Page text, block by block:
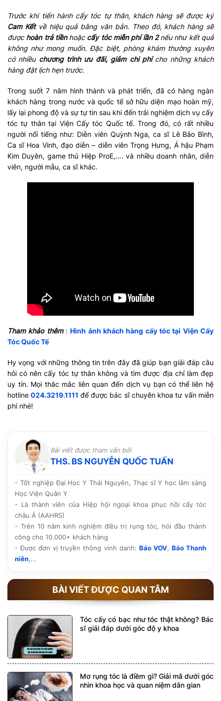
Trước khi tiến hành cấy tóc tự thân, khách hàng sẽ được ký
Cam Kếtvề hiệu quả bằng văn bản. Theo đó, khách hàng sẽ
được hoàn trả tiềnhoặc cấy tóc miễn phí lần 2nếu như kết quả
không như mong muốn. Đặc biệt, phòng khám thường xuyên
có nhiều chương trình ưu đãi, giảm chi phícho những khách
hàng đặt lịch hẹn trước.
Trong suốt 7 năm hình thành và phát triển, đã có hàng ngàn
khách hàng trong nước và quốc tế sở hữu diện mạo hoàn mỹ,
lấy lại phong độ và sự tự tin sau khi đến trải nghiệm dịch vụ cấy
tóc tự thân tại Viện Cấy tóc Quốc tế. Trong đó, có rất nhiều
người nổi tiếng như: Diễn viên Quỳnh Nga, ca sĩ Lê Bảo Bình,
Ca sĩ Hoa Vinh, đạo diễn – diễn viên Trọng Hưng, Á hậu Phạm
Kim Duyên, game thủ Hiệp ProE,…. và nhiều doanh nhân, diễn
viên, người mẫu, ca sĩ khác.
Tham khảo thêm:Hình ảnh khách hàng cấy tóc tại Viện Cấy
Tóc Quốc Tế
Hy vọng với những thông tin trên đây đã giúp bạn giải đáp câu
hỏi có nên cấy tóc tự thân không và tìm được địa chỉ làm đẹp
uy tín. Mọi thắc mắc liên quan đến dịch vụ bạn có thể liên hệ
hotline024.3219.1111 để được bác sĩ chuyên khoa tư vấn miễn
phí nhé!
Bài viết được tham vấn bởi
THS. BS NGUYỄN QUỐC TUẤN
- Tốt nghiệp Đại Học Y Thái Nguyên, Thạc sĩ Y học lâm sàng
Học Viện Quân Y
- Là thành viên của Hiệp hội ngoại khoa phục hồi cấy tóc
châu Á (AAHRS)
- Trên 10 năm kinh nghiệm điều trị rụng tóc, hói đầu thành
công cho 10.000+ khách hàng
- Được đơn vị truyền thông vinh danh: Báo VOV, Báo Thanh
niên,...
BÀI VIẾT ĐƯỢC QUAN TÂM
Tóc cấy có bạc như tóc thật không? Bác
sĩ giải đáp dưới góc độ y khoa
Mơ rụng tóc là điềm gì? Giải mã dưới góc
nhìn khoa học và quan niệm dân gian